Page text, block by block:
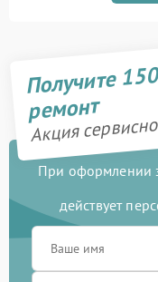
Получите
ремонт
Акция
При оформлении
действует